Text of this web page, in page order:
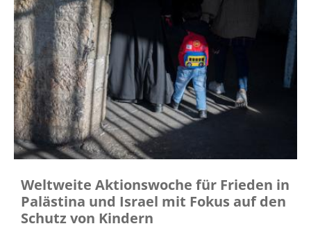
Weltweite Aktionswoche für Frieden in
Palästina und Israel mit Fokus auf den
Schutz von Kindern